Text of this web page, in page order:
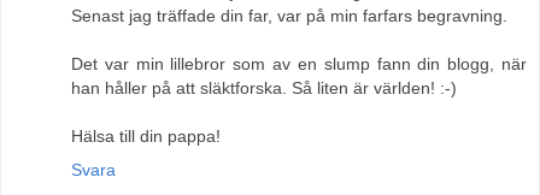
Senast jag träffade din far, var på min farfars begravning.
Det var min lillebror som av en slump fann din blogg, när
han håller på att släktforska. Så liten är världen! :-)
Hälsa till din pappa!
Svara